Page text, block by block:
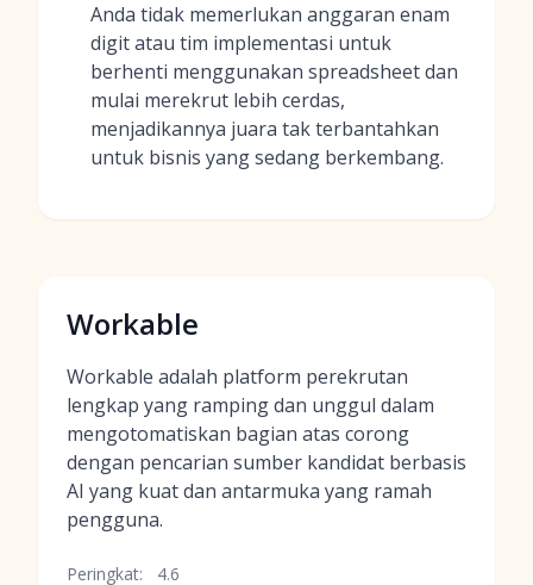
Anda tidak memerlukan anggaran enam
digit atau tim implementasi untuk
berhenti menggunakan spreadsheet dan
mulai merekrut lebih cerdas,
menjadikannya juara tak terbantahkan
untuk bisnis yang sedang berkembang.
Workable
Workable adalah platform perekrutan
lengkap yang ramping dan unggul dalam
mengotomatiskan bagian atas corong
dengan pencarian sumber kandidat berbasis
AI yang kuat dan antarmuka yang ramah
pengguna.
Peringkat: 4.6